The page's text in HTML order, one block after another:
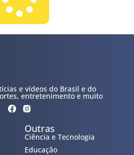
e vídeos do Brasil e do
entretenimento e muito
Outras
Ciência e Tecnologia
Educação